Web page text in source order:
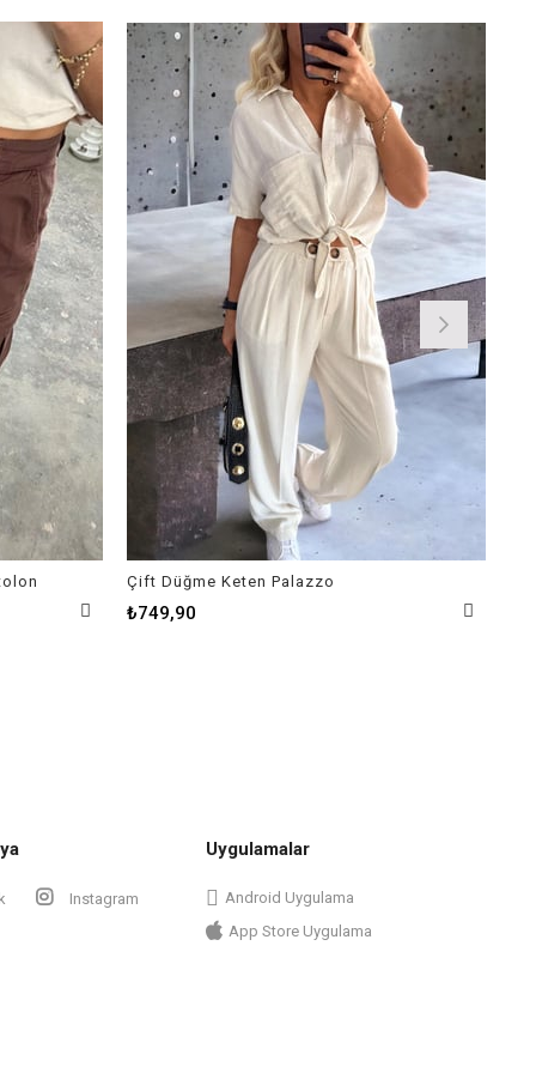
Çift Düğme Keten Palazzo
₺749,90
Instagram
Uygulamalar
Android Uygulama
App Store Uygulama